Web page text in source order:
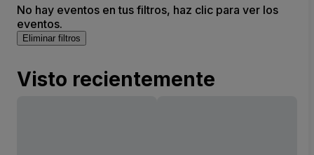
No hay eventos en tus filtros, haz clic para ver los
eventos.
Eliminar filtros
Visto recientemente